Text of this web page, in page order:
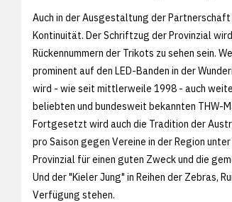
Auch in der Ausgestaltung der
Kontinuität. Der Schriftzug der Provinzial
Rückennummern der Trikots zu sehen sein.
prominent auf den LED-Banden in der
wird - wie seit mittlerweile 1998 - auch
beliebten und bundesweit bekannten THW-
Fortgesetzt wird auch die Tradition der
pro Saison gegen Vereine in der Region
Provinzial für einen guten Zweck und die
Und der "Kieler Jung" in Reihen der Zebras,
Verfügung stehen.